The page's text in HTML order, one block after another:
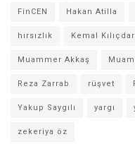
FinCEN Hakan Atilla
hırsızlık Kemal
Muammer Akkaş
Reza Zarrab rüşvet
Yakup Saygılı yargı
zekeriya öz